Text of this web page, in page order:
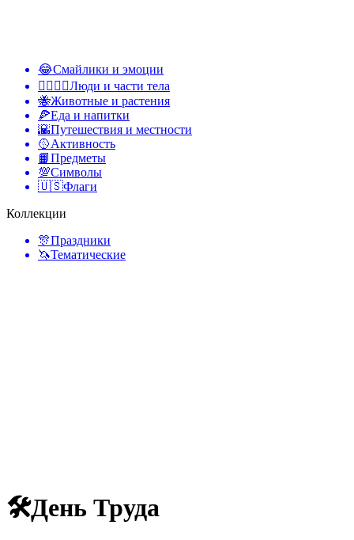
😂Смайлики и эмоции
👩‍❤️‍💋‍👨Люди и части тела
🐝Животные и растения
🍕Еда и напитки
🌇Путешествия и местности
🥎Активность
📙Предметы
💯Символы
🇺🇸Флаги
Коллекции
🎊Праздники
🦄Тематические
🛠День Труда